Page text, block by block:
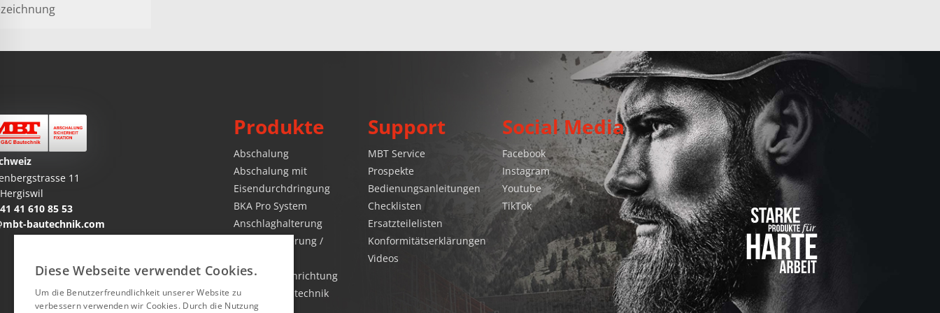
11
41 610 85 53
bautechnik.com
Produkte
Abschalung
Abschalung mit
Eisendurchdringung
BKA Pro System
Anschlaghalterung
Absturzsicherung /
Baustelleneinrichtung
Befestigungstechnik
Support
MBT Service
Prospekte
Bedienungsanleitungen
Checklisten
Ersatzteilelisten
Konformitätserklärungen
Videos
Social Media
Facebook
Instagram
Youtube
TikTok
Diese Webseite verwendet Cookies.
Um die Benutzerfreundlichkeit unserer Website zu
verbessern verwenden wir Cookies. Durch die Nutzung